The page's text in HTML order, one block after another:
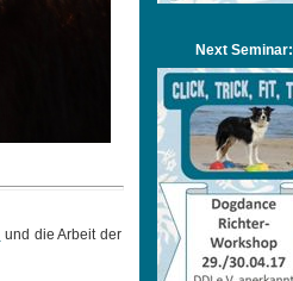
und die Arbeit der
Next Seminar: